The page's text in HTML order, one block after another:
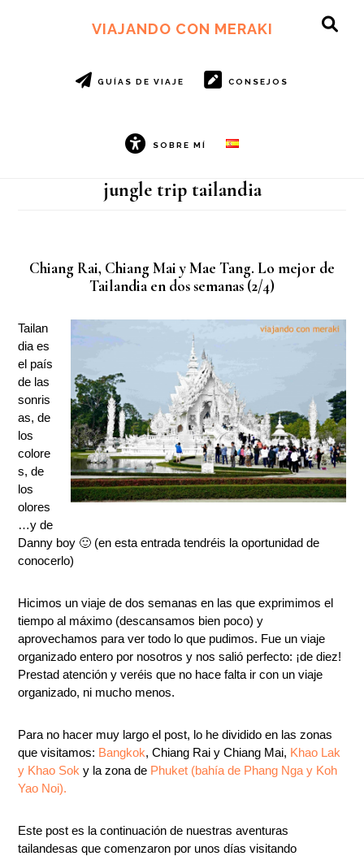
VIAJANDO CON MERAKI
GUÍAS DE VIAJE CONSEJOS
SOBRE MÍ
jungle trip tailandia
Chiang Rai, Chiang Mai y Mae Tang. Lo mejor de
Tailandia en dos semanas (2/4)
Tailan
dia es
el país
de las
sonris
as, de
los
colore
s, de
los
olores
…y de
Danny boy 🙂 (en esta entrada tendréis la oportunidad de
conocerlo)
Hicimos un viaje de dos semanas en las que exprimimos el
tiempo al máximo (descansamos bien poco) y
aprovechamos para ver todo lo que pudimos. Fue un viaje
organizado entero por nosotros y nos salió perfecto: ¡de diez!
Prestad atención y veréis que no hace falta ir con un viaje
organizado, ni mucho menos.
Para no hacer muy largo el post, lo he dividido en las zonas
que visitamos: Bangkok, Chiang Rai y Chiang Mai, Khao Lak
y Khao Sok y la zona de Phuket (bahía de Phang Nga y Koh
Yao Noi).
Este post es la continuación de nuestras aventuras
tailandesas que comenzaron por unos días visitando